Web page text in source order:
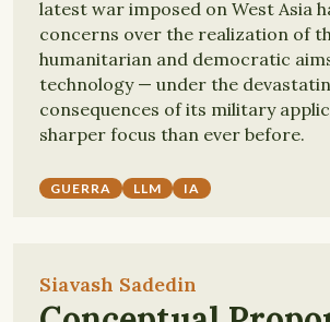
latest war imposed on West Asia
concerns over the realization of
humanitarian and democratic
technology — under the
consequences of its military
sharper focus than ever before.
GUERRA LLM IA
Siavash Sadedin